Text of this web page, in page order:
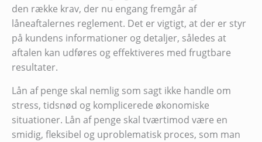
den række krav, der nu engang fremgår af
låneaftalernes reglement. Det er vigtigt, at der er styr
på kundens informationer og detaljer, således at
aftalen kan udføres og effektiveres med frugtbare
resultater.
Lån af penge skal nemlig som sagt ikke handle om
stress, tidsnød og komplicerede økonomiske
situationer. Lån af penge skal tværtimod være en
smidig, fleksibel og uproblematisk proces, som man